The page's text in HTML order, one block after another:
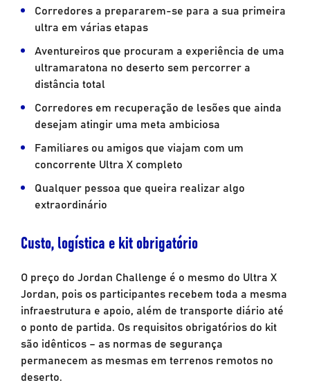
Corredores a prepararem-se para a sua primeira
ultra em várias etapas
Aventureiros que procuram a experiência de uma
ultramaratona no deserto sem percorrer a
distância total
Corredores em recuperação de lesões que ainda
desejam atingir uma meta ambiciosa
Familiares ou amigos que viajam com um
concorrente Ultra X completo
Qualquer pessoa que queira realizar algo
extraordinário
Custo, logística e kit obrigatório
O preço do Jordan Challenge é o mesmo do Ultra X
Jordan, pois os participantes recebem toda a mesma
infraestrutura e apoio, além de transporte diário até
o ponto de partida. Os requisitos obrigatórios do kit
são idênticos – as normas de segurança
permanecem as mesmas em terrenos remotos no
deserto.